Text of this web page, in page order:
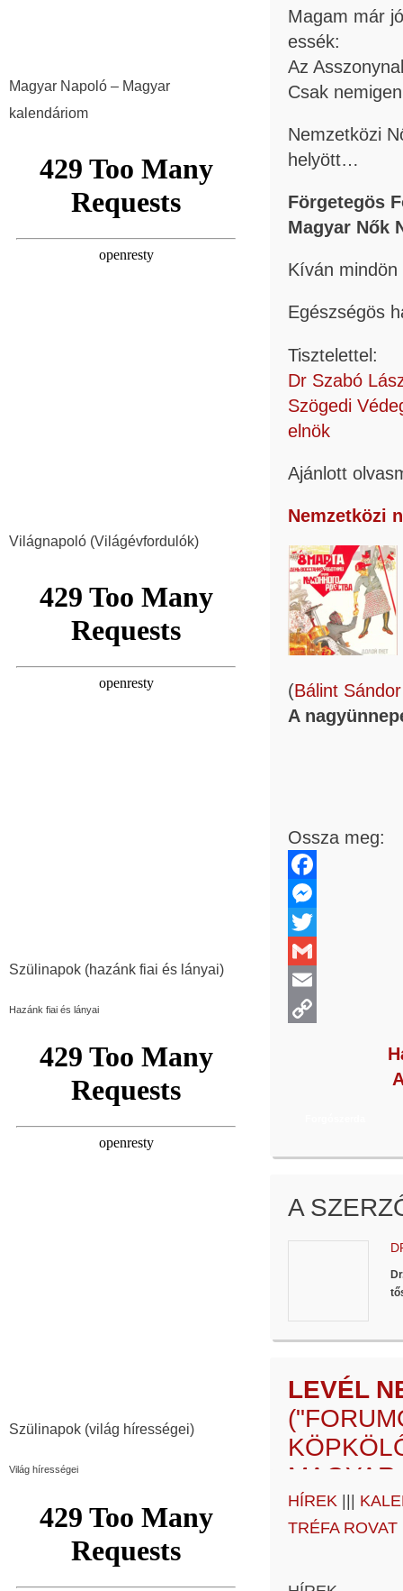
Magyar Napoló – Magyar
kalendáriom
Világnapoló (Világévfordulók)
Szülinapok (hazánk fiai és lányai)
Hazánk fiai és lányai
Szülinapok (világ hírességei)
Világ hírességei
Magam már
essék:
Az
Csak
Nemzetközi
helyött…
Förgetegös
Magyar Nők
Kíván
Egészségös
Tisztelettel:
Dr Szabó
Szögedi
elnök
Ajánlott
Nemzetközi
(Bálint
A
Ossza meg:
Facebook
Messenger
Twitter
Gmail
Email
A
LEVÉL
LEVÉL
HÍREK
TRÉFA ROVAT